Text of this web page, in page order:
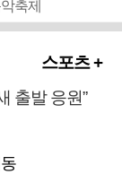
축제
스포츠 +
출발 응원”